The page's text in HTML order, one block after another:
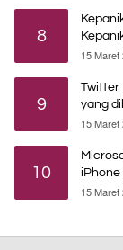
8
15 Maret
9
Twitter
yang
15 Maret
10
iPhone
15 Maret